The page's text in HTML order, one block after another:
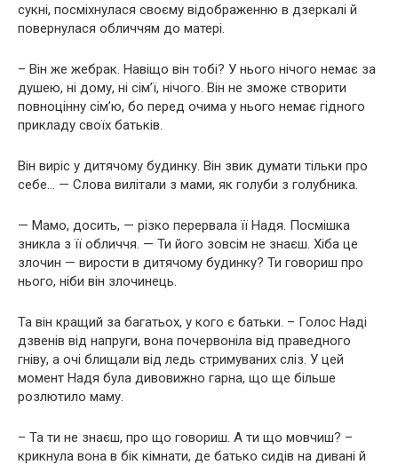
сукні, посміхнулася своєму відображенню в дзеркалі й
повернулася обличчям до матері.
– Він же жебрак. Навіщо він тобі? У нього нічого немає за
душею, ні дому, ні сім’ї, нічого. Він не зможе створити
повноцінну сім’ю, бо перед очима у нього немає гідного
прикладу своїх батьків.
Він виріс у дитячому будинку. Він звик думати тільки про
себе… — Слова вилітали з мами, як голуби з голубника.
— Мамо, досить, — різко перервала її Надя. Посмішка
зникла з її обличчя. — Ти його зовсім не знаєш. Хіба це
злочин — вирости в дитячому будинку? Ти говориш про
нього, ніби він злочинець.
Та він кращий за багатьох, у кого є батьки. – Голос Наді
дзвенів від напруги, вона почервоніла від праведного
гніву, а очі блищали від ледь стримуваних сліз. У цей
момент Надя була дивовижно гарна, що ще більше
розлютило маму.
– Та ти не знаєш, про що говориш. А ти що мовчиш? –
крикнула вона в бік кімнати, де батько сидів на дивані й